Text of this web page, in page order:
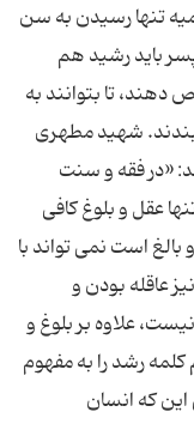
تنها رسیدن به سن
باید رشید هم
تا بتوانند به
ببندند. شهید مطهرى
«در فقه و سنت
عقل و بلوغ کافى
است نمى تواند با
عاقله بودن و
علاوه بر بلوغ و
رشد را به مفهوم
که انسان